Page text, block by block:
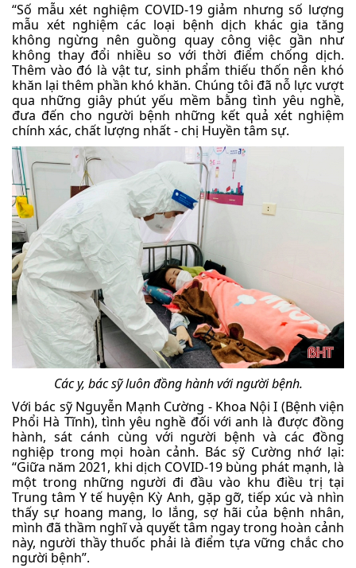
“Số mẫu xét nghiệm COVID-19 giảm nhưng số lượng
mẫu xét nghiệm các loại bệnh dịch khác gia tăng
không ngừng nên guồng quay công việc gần như
không thay đổi nhiều so với thời điểm chống dịch.
Thêm vào đó là vật tư, sinh phẩm thiếu thốn nên khó
khăn lại thêm phần khó khăn. Chúng tôi đã nỗ lực vượt
qua những giây phút yếu mềm bằng tình yêu nghề,
đưa đến cho người bệnh những kết quả xét nghiệm
chính xác, chất lượng nhất - chị Huyền tâm sự.
Các y, bác sỹ luôn đồng hành với người bệnh.
Với bác sỹ Nguyễn Mạnh Cường - Khoa Nội I (Bệnh viện
Phổi Hà Tĩnh), tình yêu nghề đối với anh là được đồng
hành, sát cánh cùng với người bệnh và các đồng
nghiệp trong mọi hoàn cảnh. Bác sỹ Cường nhớ lại:
“Giữa năm 2021, khi dịch COVID-19 bùng phát mạnh, là
một trong những người đi đầu vào khu điều trị tại
Trung tâm Y tế huyện Kỳ Anh, gặp gỡ, tiếp xúc và nhìn
thấy sự hoang mang, lo lắng, sợ hãi của bệnh nhân,
mình đã thầm nghĩ và quyết tâm ngay trong hoàn cảnh
này, người thầy thuốc phải là điểm tựa vững chắc cho
người bệnh”.